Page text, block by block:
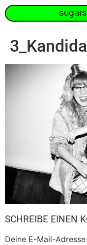
SCHREIBE EINEN
Deine E-Mail-